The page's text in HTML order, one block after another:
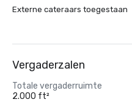
Externe cateraars toegestaan
Vergaderzalen
Totale vergaderruimte
2.000 ft²